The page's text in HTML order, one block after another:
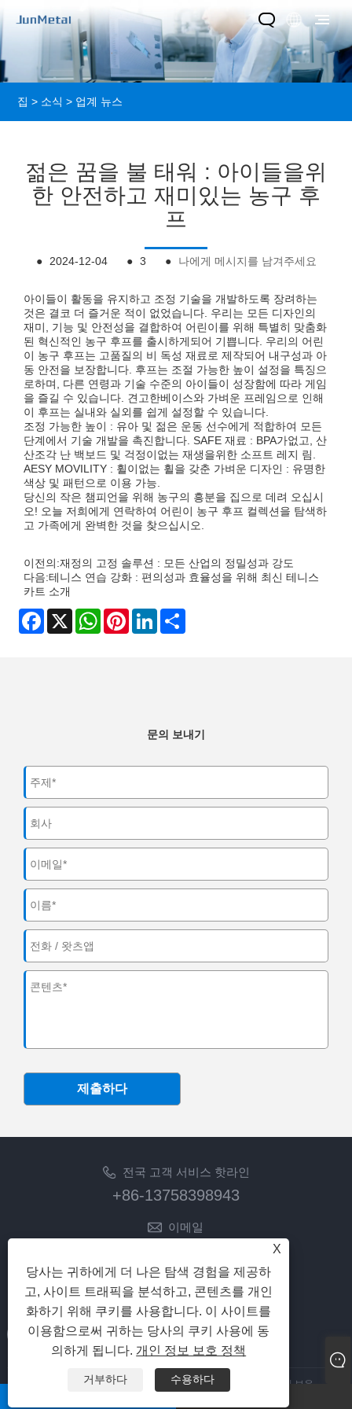
집 > 소식 > 업계 뉴스
젊은 꿈을 불 태워 : 아이들을위
한 안전하고 재미있는 농구 후
프
● 2024-12-04 ● 3 ● 나에게 메시지를 남겨주세요
아이들이 활동을 유지하고 조정 기술을 개발하도록 장려하는
것은 결코 더 즐거운 적이 없었습니다. 우리는 모든 디자인의
재미, 기능 및 안전성을 결합하여 어린이를 위해 특별히 맞춤화
된 혁신적인 농구 후프를 출시하게되어 기쁩니다. 우리의 어린
이 농구 후프는 고품질의 비 독성 재료로 제작되어 내구성과 아
동 안전을 보장합니다. 후프는 조절 가능한 높이 설정을 특징으
로하며, 다른 연령과 기술 수준의 아이들이 성장함에 따라 게임
을 즐길 수 있습니다. 견고한베이스와 가벼운 프레임으로 인해
이 후프는 실내와 실외를 쉽게 설정할 수 있습니다.
조정 가능한 높이 : 유아 및 젊은 운동 선수에게 적합하여 모든
단계에서 기술 개발을 촉진합니다. SAFE 재료 : BPA가없고, 산
산조각 난 백보드 및 걱정이없는 재생을위한 소프트 레지 림.
AESY MOVILITY : 휠이없는 휠을 갖춘 가벼운 디자인 : 유명한
색상 및 패턴으로 이용 가능.
당신의 작은 챔피언을 위해 농구의 흥분을 집으로 데려 오십시
오! 오늘 저희에게 연락하여 어린이 농구 후프 컬렉션을 탐색하
고 가족에게 완벽한 것을 찾으십시오.
이전의:재정의 고정 솔루션 : 모든 산업의 정밀성과 강도
다음:테니스 연습 강화 : 편의성과 효율성을 위해 최신 테니스
카트 소개
Facebook
X WhatsAppPinterestLinkedIn
문의 보내기
제출하다
전국 고객 서비스 핫라인
+86-13758398943
이메일
junmetal.hardware.ltd@gmail.com
팔로우
저작권 © 2023 가흥 Junmetal Technology Co.,Ltd. 모든 권리 보유
X
당사는 귀하에게 더 나은 탐색 경험을 제공하
고, 사이트 트래픽을 분석하고, 콘텐츠를 개인
화하기 위해 쿠키를 사용합니다. 이 사이트를
이용함으로써 귀하는 당사의 쿠키 사용에 동
의하게 됩니다. 개인 정보 보호 정책
거부하다 수용하다